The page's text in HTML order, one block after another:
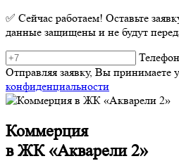
✅ Сейчас работаем! Оставьте
данные защищены и не будут
Телефон
Отправляя заявку, Вы принимаете
конфиденциальности
Коммерция
в ЖК «Акварели 2»